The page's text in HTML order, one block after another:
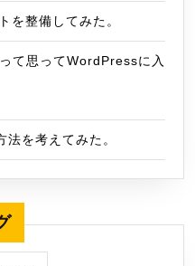
を整備してみた。
て思ってWordPressに入
を考えてみた。